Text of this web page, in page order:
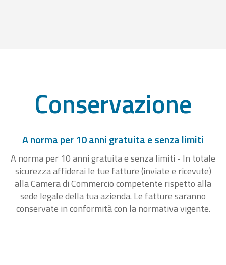
Conservazione
A norma per 10 anni gratuita e senza limiti
A norma per 10 anni gratuita e senza limiti - In totale
sicurezza affiderai le tue fatture (inviate e ricevute)
alla Camera di Commercio competente rispetto alla
sede legale della tua azienda. Le fatture saranno
conservate in conformità con la normativa vigente.